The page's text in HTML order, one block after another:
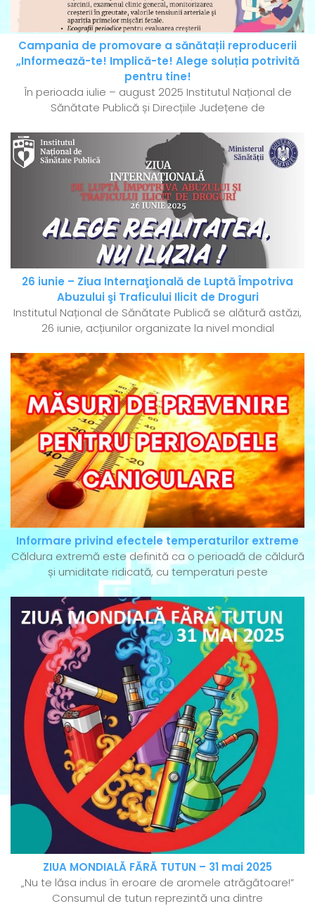
Campania de promovare a sănătații reproducerii
„Informează-te! Implică-te! Alege soluția potrivită
pentru tine!
În perioada iulie – august 2025 Institutul Național de
Sănătate Publică și Direcțiile Județene de
26 iunie – Ziua Internaţională de Luptă Împotriva
Abuzului şi Traficului Ilicit de Droguri
Institutul Național de Sănătate Publică se alătură astăzi,
26 iunie, acțiunilor organizate la nivel mondial
Informare privind efectele temperaturilor extreme
Căldura extremă este definită ca o perioadă de căldură
și umiditate ridicată, cu temperaturi peste
ZIUA MONDIALĂ FĂRĂ TUTUN – 31 mai 2025
„Nu te lăsa indus în eroare de aromele atrăgătoare!”
Consumul de tutun reprezintă una dintre